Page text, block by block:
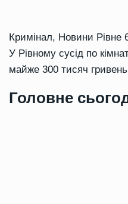
Кримінал, Новини Рівне
У Рівному сусід по
майже 300 тисяч гривень
Головне